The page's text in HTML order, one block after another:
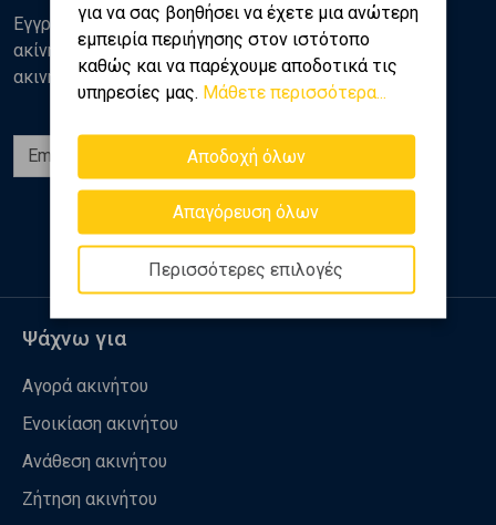
για να σας βοηθήσει να έχετε μια ανώτερη
εμπειρία περιήγησης στον ιστότοπο
καθώς και να παρέχουμε αποδοτικά τις
υπηρεσίες μας. Μάθετε περισσότερα...
Αποδοχή όλων
Απαγόρευση όλων
Περισσότερες επιλογές
Εγγραφείτε στο newsletter της Golden Home για νέα
ακίνητα, αναλύσεις και διάφορα θέματα της αγοράς
ακινήτων
Εγγραφή
Ακολουθήστε μας
Ψάχνω για
Αγορά ακινήτου
Ενοικίαση ακινήτου
Ανάθεση ακινήτου
Ζήτηση ακινήτου